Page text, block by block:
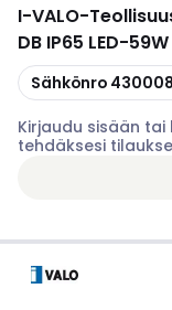
I-VALO-
DB IP65 LED-59W
Kopioi
Sähkönro
Kirjaudu sisään
tehdäksesi